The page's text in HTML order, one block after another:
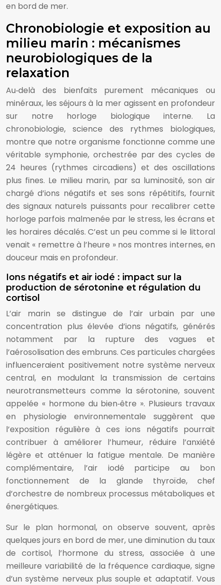
en bord de mer.
Chronobiologie et exposition au
milieu marin : mécanismes
neurobiologiques de la
relaxation
Au‑delà des bienfaits purement mécaniques ou
minéraux, les séjours à la mer agissent en profondeur
sur notre horloge biologique interne. La
chronobiologie, science des rythmes biologiques,
montre que notre organisme fonctionne comme une
véritable symphonie, orchestrée par des cycles de
24 heures (rythmes circadiens) et des oscillations
plus fines. Le milieu marin, par sa luminosité, son air
chargé d’ions négatifs et ses sons répétitifs, fournit
des signaux naturels puissants pour recalibrer cette
horloge parfois malmenée par le stress, les écrans et
les horaires décalés. C’est un peu comme si le littoral
venait « remettre à l’heure » nos montres internes, en
douceur mais en profondeur.
Ions négatifs et air iodé : impact sur la
production de sérotonine et régulation du
cortisol
L’air marin se distingue de l’air urbain par une
concentration plus élevée d’ions négatifs, générés
notamment par la rupture des vagues et
l’aérosolisation des embruns. Ces particules chargées
influenceraient positivement notre système nerveux
central, en modulant la transmission de certains
neurotransmetteurs comme la sérotonine, souvent
appelée « hormone du bien‑être ». Plusieurs travaux
en physiologie environnementale suggèrent que
l’exposition régulière à ces ions négatifs pourrait
contribuer à améliorer l’humeur, réduire l’anxiété
légère et atténuer la fatigue mentale. De manière
complémentaire, l’air iodé participe au bon
fonctionnement de la glande thyroïde, chef
d’orchestre de nombreux processus métaboliques et
énergétiques.
Sur le plan hormonal, on observe souvent, après
quelques jours en bord de mer, une diminution du taux
de cortisol, l’hormone du stress, associée à une
meilleure variabilité de la fréquence cardiaque, signe
d’un système nerveux plus souple et adaptatif. Vous